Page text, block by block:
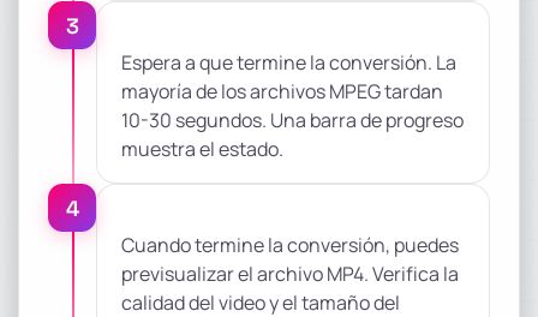
3
Espera a que termine la conversión. La
mayoría de los archivos MPEG tardan
10-30 segundos. Una barra de progreso
muestra el estado.
4
Cuando termine la conversión, puedes
previsualizar el archivo MP4. Verifica la
calidad del video y el tamaño del